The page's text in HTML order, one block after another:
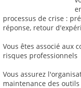
processus de crise :
réponse, retour
Vous êtes associé aux
risques professionnels
Vous assurez
maintenance des